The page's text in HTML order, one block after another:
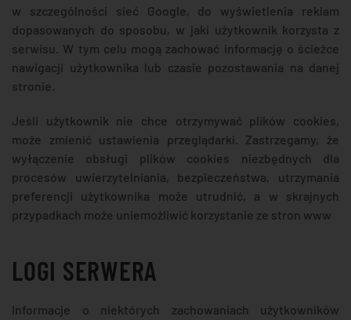
w szczególności sieć Google, do wyświetlenia reklam
dopasowanych do sposobu, w jaki użytkownik korzysta z
serwisu. W tym celu mogą zachować informację o ścieżce
nawigacji użytkownika lub czasie pozostawania na danej
stronie.
Jeśli użytkownik nie chce otrzymywać plików cookies,
może zmienić ustawienia przeglądarki. Zastrzegamy, że
wyłączenie obsługi plików cookies niezbędnych dla
procesów uwierzytelniania, bezpieczeństwa, utrzymania
preferencji użytkownika może utrudnić, a w skrajnych
przypadkach może uniemożliwić korzystanie ze stron www
LOGI SERWERA
Informacje o niektórych zachowaniach użytkowników